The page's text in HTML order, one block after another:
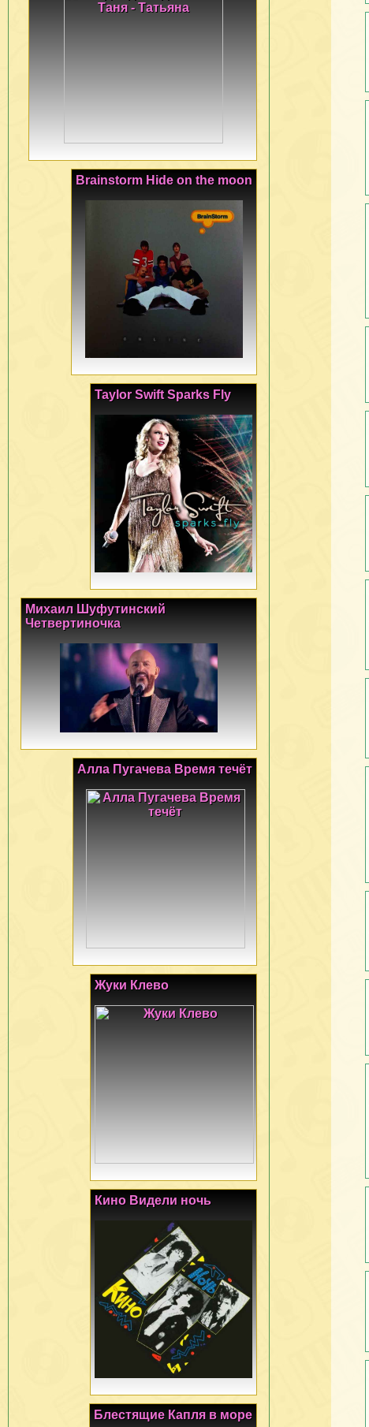
Brainstorm Hide on the moon
Taylor Swift Sparks Fly
Михаил Шуфутинский
Четвертиночка
Алла Пугачева Время течёт
Жуки Клево
Кино Видели ночь
Блестящие Капля в море